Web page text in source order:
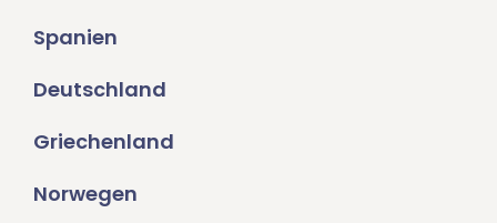
Spanien
Deutschland
Griechenland
Norwegen